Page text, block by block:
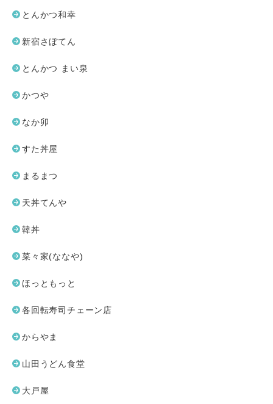
とんかつ和幸
新宿さぼてん
とんかつ まい泉
かつや
なか卯
すた丼屋
まるまつ
天丼てんや
韓丼
菜々家(ななや)
ほっともっと
各回転寿司チェーン店
からやま
山田うどん食堂
大戸屋